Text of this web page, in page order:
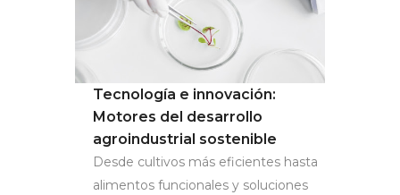
Tecnología e innovación:
Motores del desarrollo
agroindustrial sostenible
Desde cultivos más eficientes hasta
alimentos funcionales y soluciones